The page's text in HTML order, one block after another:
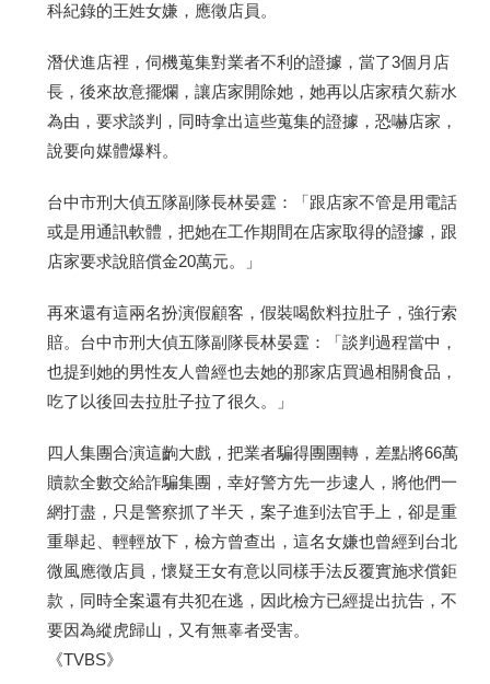
科紀錄的王姓女嫌，應徵店員。
潛伏進店裡，伺機蒐集對業者不利的證據，當了3個月店
長，後來故意擺爛，讓店家開除她，她再以店家積欠薪水
為由，要求談判，同時拿出這些蒐集的證據，恐嚇店家，
說要向媒體爆料。
台中市刑大偵五隊副隊長林晏霆：「跟店家不管是用電話
或是用通訊軟體，把她在工作期間在店家取得的證據，跟
店家要求說賠償金20萬元。」
再來還有這兩名扮演假顧客，假裝喝飲料拉肚子，強行索
賠。台中市刑大偵五隊副隊長林晏霆：「談判過程當中，
也提到她的男性友人曾經也去她的那家店買過相關食品，
吃了以後回去拉肚子拉了很久。」
四人集團合演這齣大戲，把業者騙得團團轉，差點將66萬
贖款全數交給詐騙集團，幸好警方先一步逮人，將他們一
網打盡，只是警察抓了半天，案子進到法官手上，卻是重
重舉起、輕輕放下，檢方曾查出，這名女嫌也曾經到台北
微風應徵店員，懷疑王女有意以同樣手法反覆實施求償鉅
款，同時全案還有共犯在逃，因此檢方已經提出抗告，不
要因為縱虎歸山，又有無辜者受害。
《TVBS》